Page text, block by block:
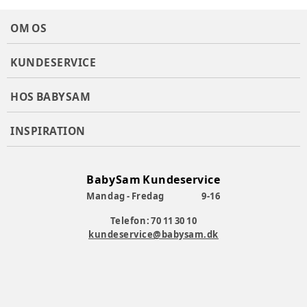
OM OS
KUNDESERVICE
HOS BABYSAM
INSPIRATION
BabySam Kundeservice
Mandag - Fredag
9-16
Telefon: 70 11 30 10
kundeservice@babysam.dk